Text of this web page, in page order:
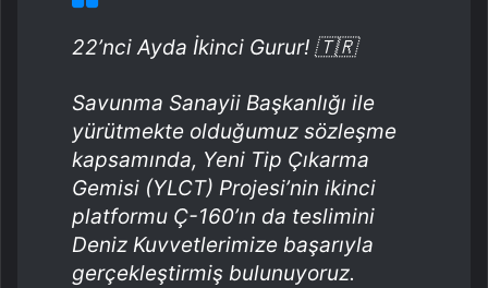
22’nci Ayda İkinci Gurur! 🇹🇷
Savunma Sanayii Başkanlığı ile
yürütmekte olduğumuz sözleşme
kapsamında, Yeni Tip Çıkarma
Gemisi (YLCT) Projesi’nin ikinci
platformu Ç-160’ın da teslimini
Deniz Kuvvetlerimize başarıyla
gerçekleştirmiş bulunuyoruz.